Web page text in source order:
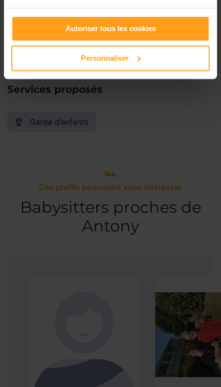
Autoriser tous les cookies
Personnaliser
Samedi Disponible de 00:00 à 00:00
Dimanche Disponible de 00:00 à 00:00
Services proposés
Garde d’enfants
Ces profils pourraient vous intéresser
Babysitters proches de
Antony